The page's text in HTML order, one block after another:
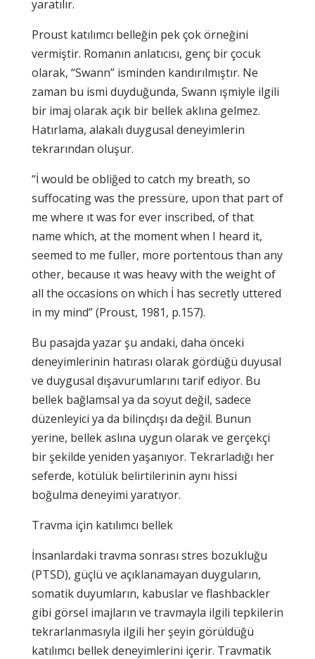
yaratılır.
Proust katılımcı belleğin pek çok örneğini
vermiştir. Romanın anlatıcısı, genç bir çocuk
olarak, “Swann” isminden kandırılmıştır. Ne
zaman bu ismi duyduğunda, Swann ışmiyle ilgili
bir imaj olarak açık bir bellek aklına gelmez.
Hatırlama, alakalı duygusal deneyimlerin
tekrarından oluşur.
“İ would be obliğed to catch my breath, so
suffocating was the pressüre, upon that part of
me where ıt was for ever inscribed, of that
name which, at the moment when I heard it,
seemed to me fuller, more portentous than any
other, because ıt was heavy with the weight of
all the occasions on which İ has secretly uttered
in my mind” (Proust, 1981, p.157).
Bu pasajda yazar şu andaki, daha önceki
deneyimlerinin hatırası olarak gördüğü duyusal
ve duygusal dışavurumlarını tarif ediyor. Bu
bellek bağlamsal ya da soyut değil, sadece
düzenleyici ya da bilinçdışı da değil. Bunun
yerine, bellek aslına uygun olarak ve gerçekçi
bir şekilde yeniden yaşanıyor. Tekrarladığı her
seferde, kötülük belirtilerinin aynı hissi
boğulma deneyimi yaratıyor.
Travma için katılımcı bellek
İnsanlardaki travma sonrası stres bozukluğu
(PTSD), güçlü ve açıklanamayan duyguların,
somatik duyumların, kabuslar ve flashbackler
gibi görsel imajların ve travmayla ilgili tepkilerin
tekrarlanmasıyla ilgili her şeyin görüldüğü
katılımcı bellek deneyimlerini içerir. Travmatik